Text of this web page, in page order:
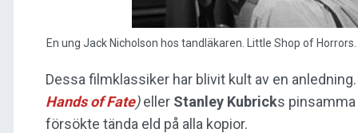
En ung Jack Nicholson hos tandläkaren. Little Shop of Horrors.
Dessa filmklassiker har blivit kult av en
Hands of Fate)eller Stanley Kubricks
försökte tända eld på alla kopior.